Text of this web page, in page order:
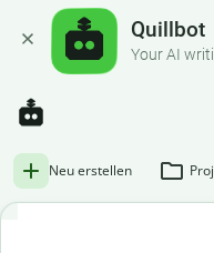
Quillbot
Your AI
Neu erstellen